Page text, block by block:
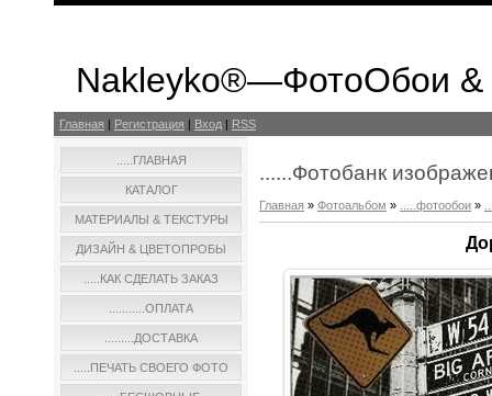
Nakleyko®—ФотоОбои &
Главная | Регистрация | Вход | RSS
.....ГЛАВНАЯ
КАТАЛОГ
МАТЕРИАЛЫ & ТЕКСТУРЫ
ДИЗАЙН & ЦВЕТОПРОБЫ
.....КАК СДЕЛАТЬ ЗАКАЗ
...........ОПЛАТА
.........ДОСТАВКА
.....ПЕЧАТЬ СВОЕГО ФОТО
......Фотобанк
Главная » Фотоальбом » .....фотообои »